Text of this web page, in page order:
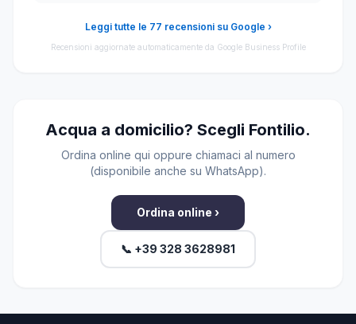
Leggi tutte le 77 recensioni su Google ›
Recensioni aggiornate automaticamente da Google Business Profile
Acqua a domicilio? Scegli Fontilio.
Ordina online qui oppure chiamaci al numero
(disponibile anche su WhatsApp).
Ordina online ›
📞 +39 328 3628981